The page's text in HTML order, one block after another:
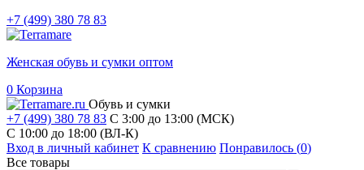
+7 (499) 380 78 83
Женская обувь и сумки оптом
0 Корзина
Обувь и сумки
+7 (499) 380 78 83 С 3:00 до 13:00 (МСК)
C 10:00 до 18:00 (ВЛ-К)
Вход в личный кабинет К сравнению Понравилось (0)
Все товары